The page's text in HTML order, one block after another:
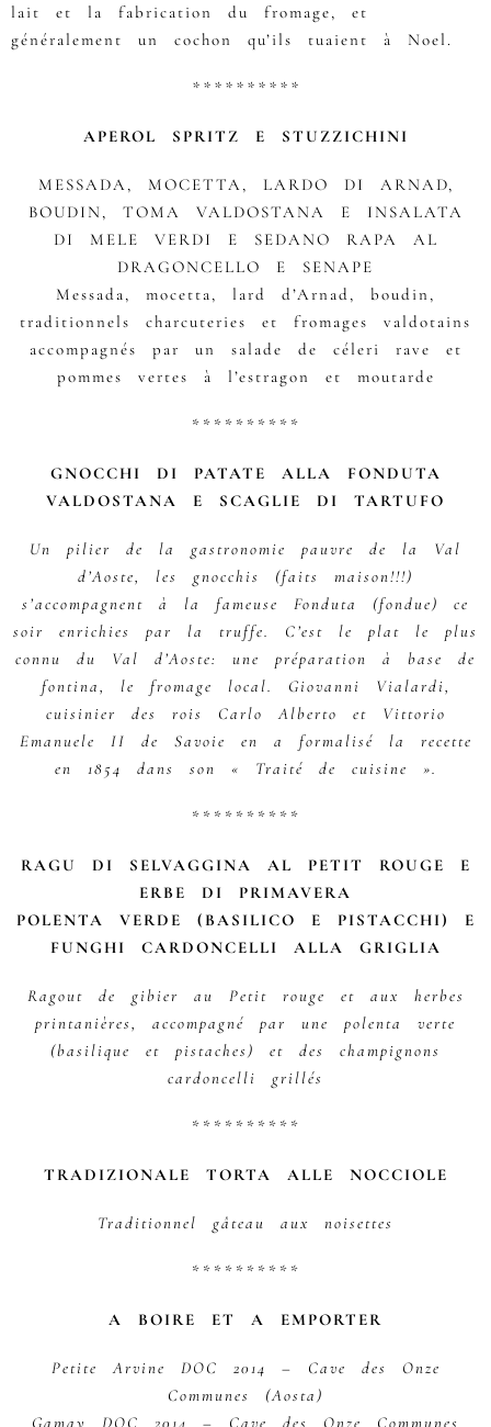
lait et la fabrication du fromage, et
généralement un cochon qu’ils tuaient à Noel.
**********
APEROL SPRITZ E STUZZICHINI
MESSADA, MOCETTA, LARDO DI ARNAD,
BOUDIN, TOMA VALDOSTANA E INSALATA
DI MELE VERDI E SEDANO RAPA AL
DRAGONCELLO E SENAPE
Messada, mocetta, lard d’Arnad, boudin,
traditionnels charcuteries et fromages valdotains
accompagnés par un salade de céleri rave et
pommes vertes à l’estragon et moutarde
**********
GNOCCHI DI PATATE ALLA FONDUTA
VALDOSTANA E SCAGLIE DI TARTUFO
Un pilier de la gastronomie pauvre de la Val
d’Aoste, les gnocchis (faits maison!!!)
s’accompagnent à la fameuse Fonduta (fondue) ce
soir enrichies par la truffe. C’est le plat le plus
connu du Val d’Aoste: une préparation à base de
fontina, le fromage local. Giovanni Vialardi,
cuisinier des rois Carlo Alberto et Vittorio
Emanuele II de Savoie en a formalisé la recette
en 1854 dans son « Traité de cuisine ».
**********
RAGU DI SELVAGGINA AL PETIT ROUGE E
ERBE DI PRIMAVERA
POLENTA VERDE (BASILICO E PISTACCHI) E
FUNGHI CARDONCELLI ALLA GRIGLIA
Ragout de gibier au Petit rouge et aux herbes
printanières, accompagné par une polenta verte
(basilique et pistaches) et des champignons
cardoncelli grillés
**********
TRADIZIONALE TORTA ALLE NOCCIOLE
Traditionnel gâteau aux noisettes
**********
A BOIRE ET A EMPORTER
Petite Arvine DOC 2014 – Cave des Onze
Communes (Aosta)
Gamay DOC 2014 – Cave des Onze Communes